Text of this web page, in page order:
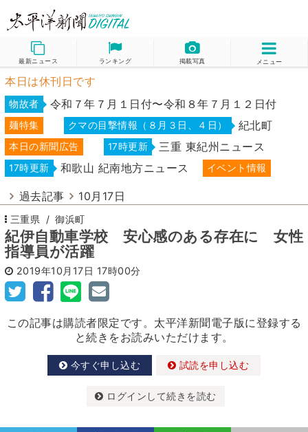
最新ニュース ランキング 掲載写真 メニュー
本日は休刊日です
物故者 令和７年７月１日付〜令和８年７月１２日付
麺特集 クマの目撃情報（８月３日、４日） 紀北町
本日の新聞広告 17時更新 三重 東紀州ニュース
17時更新 和歌山 紀南地方ニュース イベント情報
過去記事 10月17日
三重県 御浜町
紀伊自動車学校 安心感のある存在に 女性
指導員が活躍
2019年10月17日 17時00分
この記事は購読者限定です。太平洋新聞電子版に登録する
と続きをお読みいただけます。
今すぐ申し込む 試読を申し込む
ログインして続きを読む